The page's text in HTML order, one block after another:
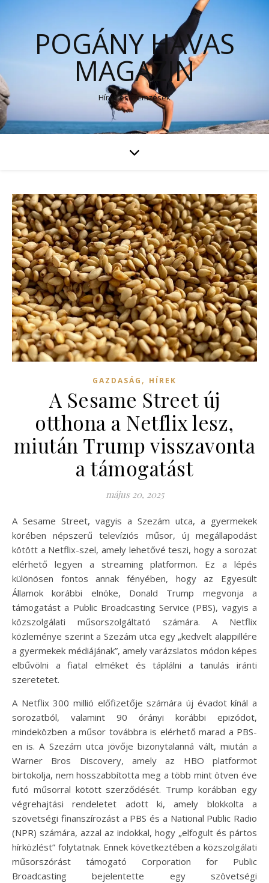
POGÁNY HAVAS
MAGAZIN
Hírek és elemzések
GAZDASÁG , HÍREK
A Sesame Street új
otthona a Netflix lesz,
miután Trump visszavonta
a támogatást
május 20, 2025
A Sesame Street, vagyis a Szezám utca, a gyermekek
körében népszerű televíziós műsor, új megállapodást
kötött a Netflix-szel, amely lehetővé teszi, hogy a sorozat
elérhető legyen a streaming platformon. Ez a lépés
különösen fontos annak fényében, hogy az Egyesült
Államok korábbi elnöke, Donald Trump megvonja a
támogatást a Public Broadcasting Service (PBS), vagyis a
közszolgálati műsorszolgáltató számára. A Netflix
közleménye szerint a Szezám utca egy „kedvelt alappillére
a gyermekek médiájának”, amely varázslatos módon képes
elbűvölni a fiatal elméket és táplálni a tanulás iránti
szeretetet.
A Netflix 300 millió előfizetője számára új évadot kínál a
sorozatból, valamint 90 órányi korábbi epizódot,
mindeközben a műsor továbbra is elérhető marad a PBS-
en is. A Szezám utca jövője bizonytalanná vált, miután a
Warner Bros Discovery, amely az HBO platformot
birtokolja, nem hosszabbította meg a több mint ötven éve
futó műsorral kötött szerződését. Trump korábban egy
végrehajtási rendeletet adott ki, amely blokkolta a
szövetségi finanszírozást a PBS és a National Public Radio
(NPR) számára, azzal az indokkal, hogy „elfogult és pártos
hírközlést” folytatnak. Ennek következtében a közszolgálati
műsorszórást támogató Corporation for Public
Broadcasting bejelentette egy szövetségi